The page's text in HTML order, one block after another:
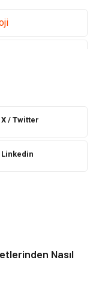
Taşımacılık
Kariyer
X / Twitter
Linkedin
Nasıl